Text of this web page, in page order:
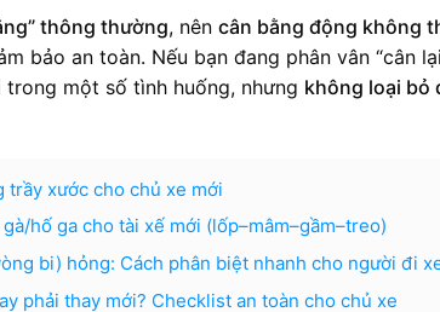
thông thường, nên cân bằng động không
bảo an toàn. Nếu bạn đang phân vân “cân
một số tình huống, nhưng không loại bỏ
trầy xước cho chủ xe mới
hố ga cho tài xế mới (lốp–mâm–gầm–treo)
bi) hỏng: Cách phân biệt nhanh cho người đi
phải thay mới? Checklist an toàn cho chủ xe